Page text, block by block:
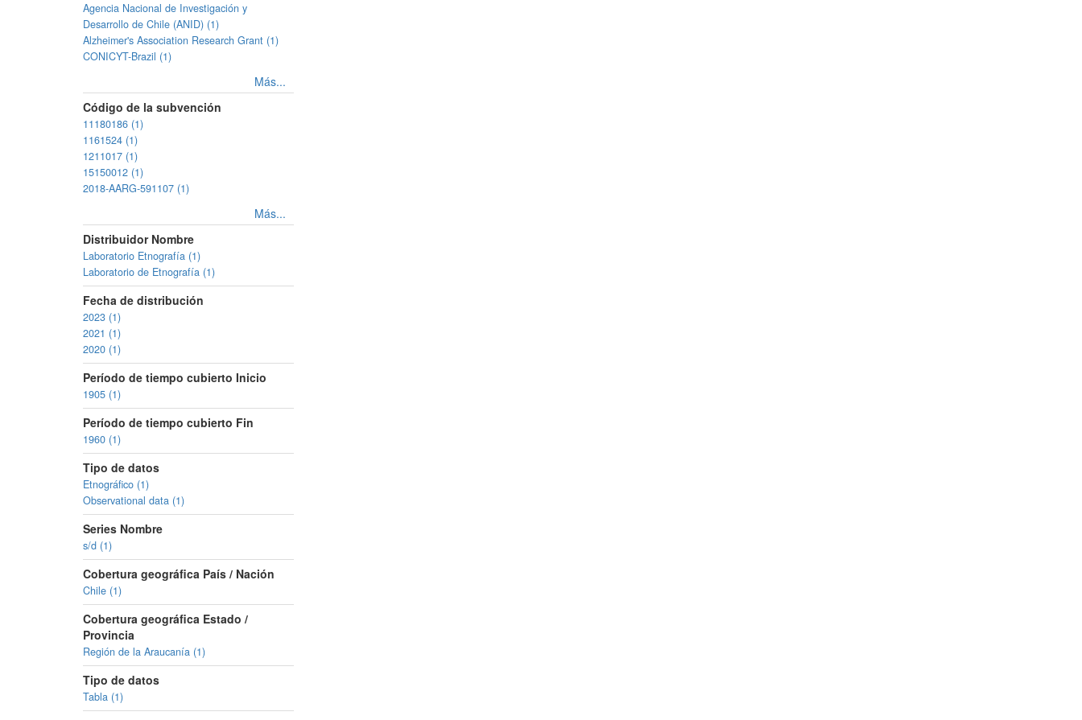
Agencia Nacional de Investigación y
Desarrollo de Chile (ANID) (1)
Alzheimer's Association Research Grant (1)
CONICYT-Brazil (1)
Más...
Código de la subvención
11180186 (1)
1161524 (1)
1211017 (1)
15150012 (1)
2018-AARG-591107 (1)
Más...
Distribuidor Nombre
Laboratorio Etnografía (1)
Laboratorio de Etnografía (1)
Fecha de distribución
2023 (1)
2021 (1)
2020 (1)
Período de tiempo cubierto Inicio
1905 (1)
Período de tiempo cubierto Fin
1960 (1)
Tipo de datos
Etnográfico (1)
Observational data (1)
Series Nombre
s/d (1)
Cobertura geográfica País / Nación
Chile (1)
Cobertura geográfica Estado /
Provincia
Región de la Araucanía (1)
Tipo de datos
Tabla (1)